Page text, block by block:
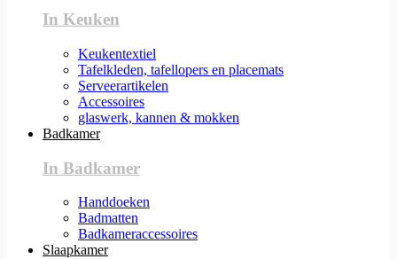
In Keuken
Keukentextiel
Tafelkleden, tafellopers en placemats
Serveerartikelen
Accessoires
glaswerk, kannen & mokken
Badkamer
In Badkamer
Handdoeken
Badmatten
Badkameraccessoires
Slaapkamer